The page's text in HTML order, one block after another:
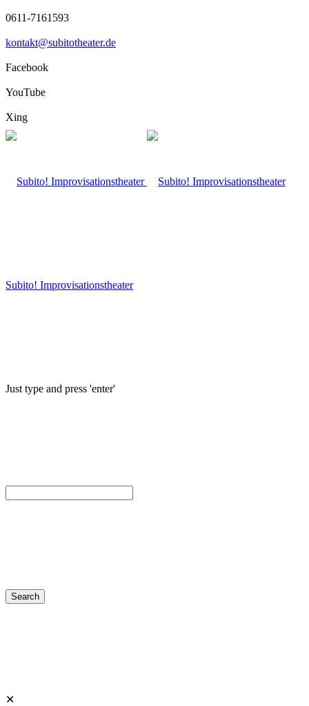
0611-7161593
kontakt@subitotheater.de
Facebook
YouTube
Xing
Subito! Improvisationstheater
Just type and press 'enter'
✕